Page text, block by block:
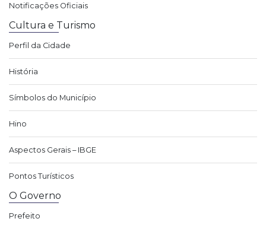
Notificações Oficiais
Cultura e Turismo
Perfil da Cidade
História
Símbolos do Município
Hino
Aspectos Gerais – IBGE
Pontos Turísticos
O Governo
Prefeito